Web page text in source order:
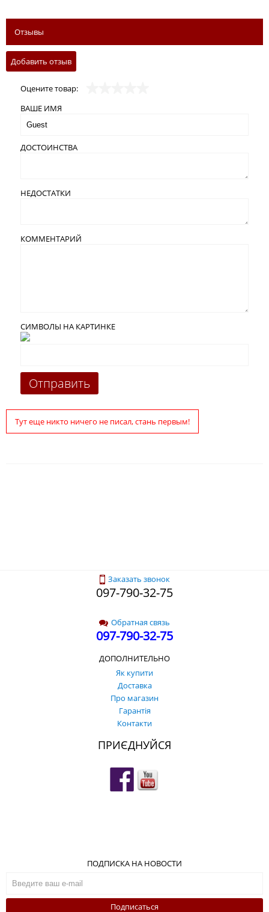
Отзывы
Добавить отзыв
Оцените товар:
ВАШЕ ИМЯ
ДОСТОИНСТВА
НЕДОСТАТКИ
КОММЕНТАРИЙ
СИМВОЛЫ НА КАРТИНКЕ
Тут еще никто ничего не писал, стань первым!
Заказать звонок
097-790-32-75
Обратная связь
097-790-32-75
ДОПОЛНИТЕЛЬНО
Як купити
Доставка
Про магазин
Гарантія
Контакти
ПРИЄДНУЙСЯ
ПОДПИСКА НА НОВОСТИ
Подписаться